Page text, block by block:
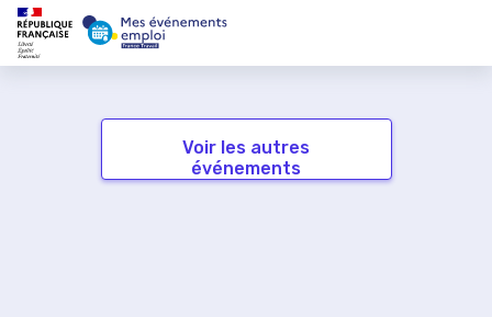
Voir les autres
événements